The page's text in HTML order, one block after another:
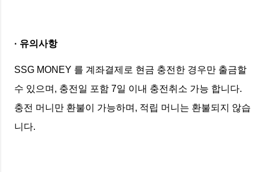
· 유의사항
SSG MONEY 를 계좌결제로 현금 충전한 경우만 출금할
수 있으며, 충전일 포함 7일 이내 충전취소 가능 합니다.
충전 머니만 환불이 가능하며, 적립 머니는 환불되지 않습
니다.